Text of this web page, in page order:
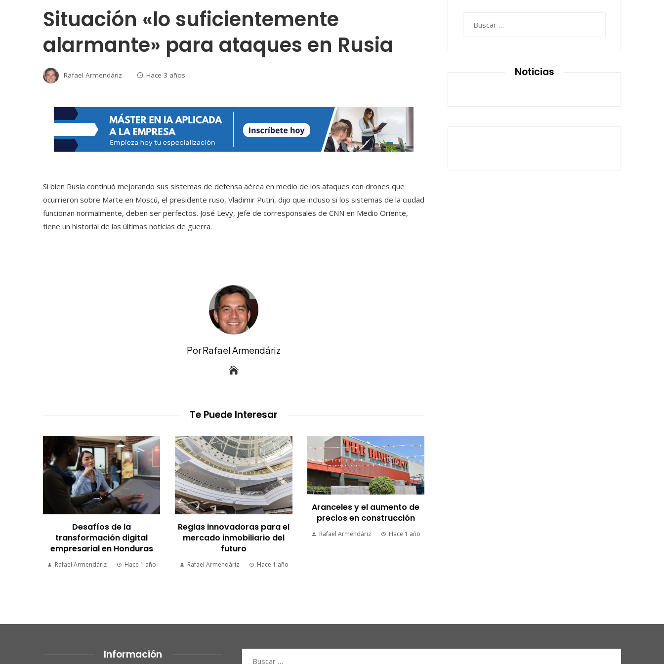
Situación «lo suficientemente
alarmante» para ataques en Rusia
Rafael Armendáriz Hace 3 años
Si bien Rusia continuó mejorando sus sistemas de defensa aérea en medio de los ataques con drones que
ocurrieron sobre Marte en Moscú, el presidente ruso, Vladimir Putin, dijo que incluso si los sistemas de la ciudad
funcionan normalmente, deben ser perfectos. José Levy, jefe de corresponsales de CNN en Medio Oriente,
tiene un historial de las últimas noticias de guerra.
Por Rafael Armendáriz
Te Puede Interesar
Desafíos de la
transformación digital
empresarial en Honduras
Rafael Armendáriz Hace 1 año
Reglas innovadoras para el
mercado inmobiliario del
futuro
Rafael Armendáriz Hace 1 año
Aranceles y el aumento de
precios en construcción
Rafael Armendáriz Hace 1 año
Noticias
Información